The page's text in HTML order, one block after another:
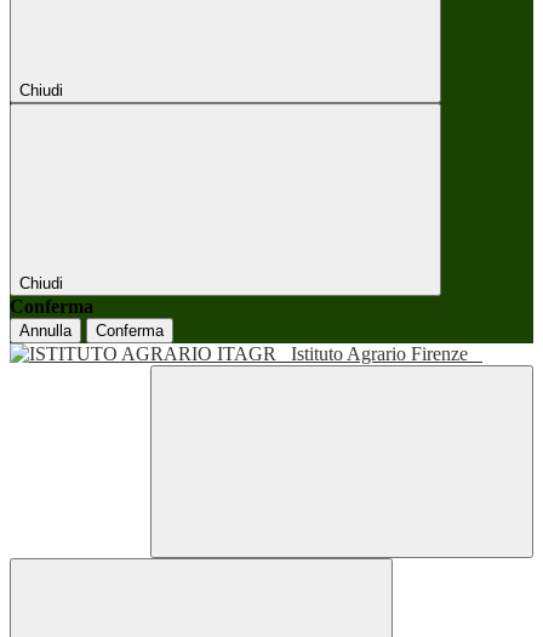
Chiudi
Chiudi
Conferma
Annulla Conferma
Istituto Agrario Firenze